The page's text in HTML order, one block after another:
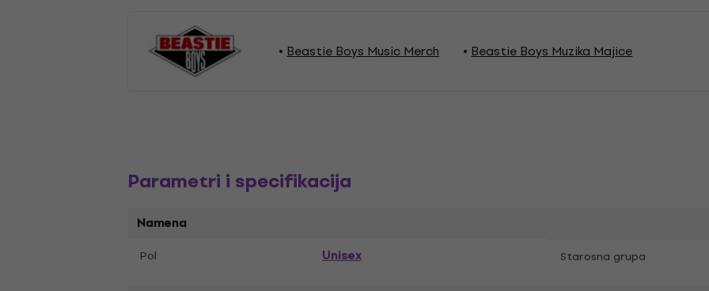
Beastie Boys Music Merch Beastie Boys Muzika Majice
Parametri i specifikacija
Namena
Pol Unisex Starosna grupa